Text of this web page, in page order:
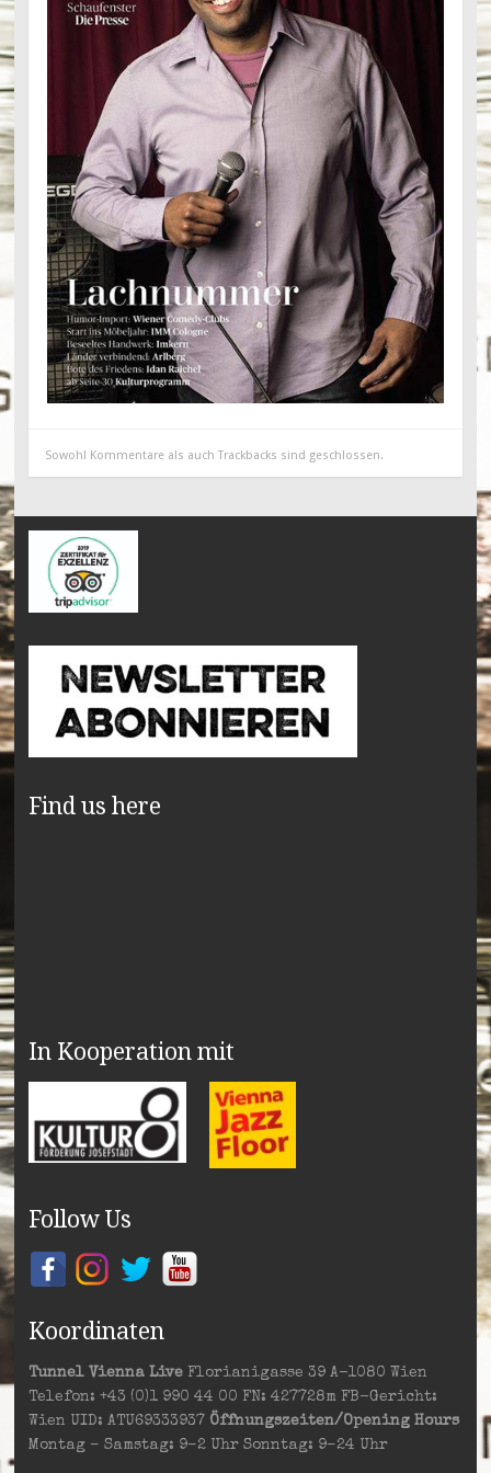
Sowohl Kommentare als auch Trackbacks sind geschlossen.
Find us here
In Kooperation mit
Follow Us
Koordinaten
Tunnel Vienna LiveFlorianigasse 39 A-1080 Wien
Telefon: +43 (0)1 990 44 00 FN: 427728m FB-Gericht:
Wien UID: ATU69333937 Öffnungszeiten/Opening Hours
Montag – Samstag: 9–2 Uhr Sonntag: 9–24 Uhr